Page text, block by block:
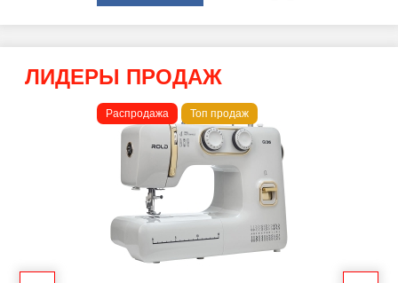
ЛИДЕРЫ ПРОДАЖ
Распродажа Топ продаж